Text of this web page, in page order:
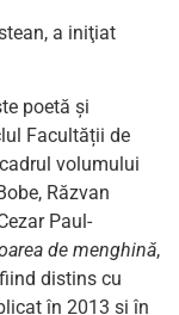
a iniţiat
poetă și
Facultății de
volumului
Răzvan
Paul-
de menghină,
distins cu
în 2013 și în